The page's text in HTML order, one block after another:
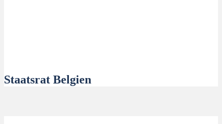
Staatsrat Belgien